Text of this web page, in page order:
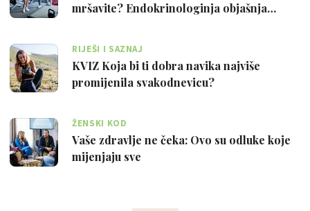
mršavite? Endokrinologinja objašnja…
RIJEŠI I SAZNAJ
KVIZ Koja bi ti dobra navika najviše
promijenila svakodnevicu?
ŽENSKI KOD
Vaše zdravlje ne čeka: Ovo su odluke koje
mijenjaju sve